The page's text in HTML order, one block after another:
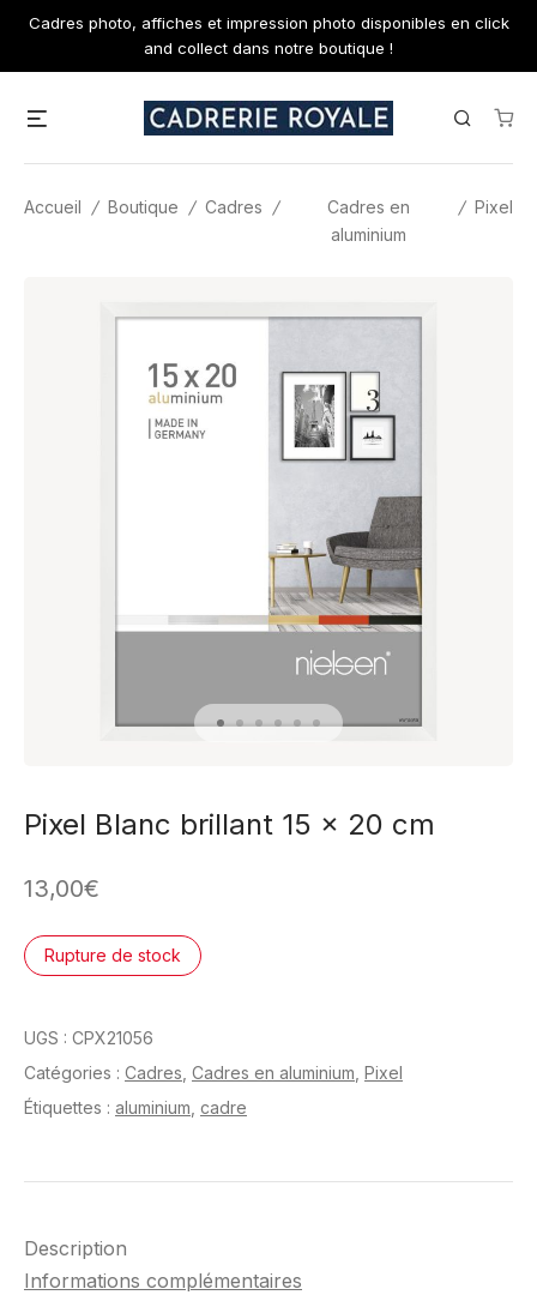
Skip
content
Cadres photo, affiches et impression photo disponibles en click
and collect dans notre boutique !
Search
Accueil / Boutique / Cadres /
Cadres en
aluminium
/ Pixel
Pixel Blanc brillant 15 x 20 cm
13,00€
Rupture de stock
UGS : CPX21056
Catégories : Cadres Cadres en aluminium Pixel
Étiquettes : aluminium cadre
Description
Informations complémentaires